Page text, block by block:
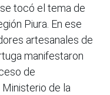
tocó el tema de
Piura. En ese
artesanales de
manifestaron
de
de la